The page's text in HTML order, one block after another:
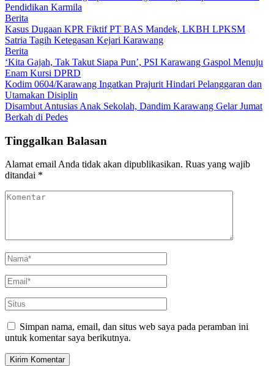
Pendidikan Karmila
Berita
Kasus Dugaan KPR Fiktif PT BAS Mandek, LKBH LPKSM
Satria Tagih Ketegasan Kejari Karawang
Berita
‘Kita Gajah, Tak Takut Siapa Pun’, PSI Karawang Gaspol Menuju
Enam Kursi DPRD
Kodim 0604/Karawang Ingatkan Prajurit Hindari Pelanggaran dan
Utamakan Disiplin
Disambut Antusias Anak Sekolah, Dandim Karawang Gelar Jumat
Berkah di Pedes
Tinggalkan Balasan
Alamat email Anda tidak akan dipublikasikan. Ruas yang wajib
ditandai *
Simpan nama, email, dan situs web saya pada peramban ini
untuk komentar saya berikutnya.